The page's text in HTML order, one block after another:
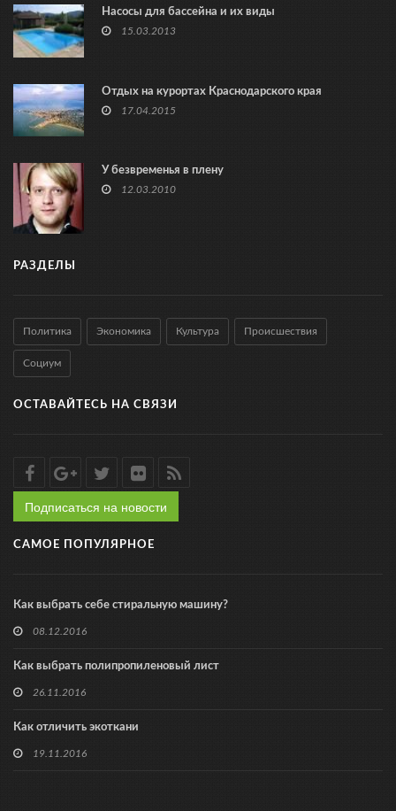
Насосы для бассейна и их виды
15.03.2013
Отдых на курортах Краснодарского края
17.04.2015
У безвременья в плену
12.03.2010
РАЗДЕЛЫ
Политика Экономика Культура Происшествия
Социум
ОСТАВАЙТЕСЬ НА СВЯЗИ
Подписаться на новости
САМОЕ ПОПУЛЯРНОЕ
Как выбрать себе стиральную машину?
08.12.2016
Как выбрать полипропиленовый лист
26.11.2016
Как отличить экоткани
19.11.2016